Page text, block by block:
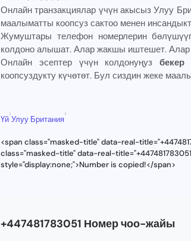
Онлайн транзакциялар үчүн акысыз Улуу
маалыматты коопсуз сактоо менен
Жумуштары телефон номерлерин
колдоно алышат. Алар жакшы иштешет. Алар
Онлайн эсептер үчүн колдонуңузбекер
коопсуздукту күчөтөт. Бул сиздин жеке
Үй
›
Улуу Британия
›
<span class="masked-title" data-real-
class="masked-title" data-real-
style="display:none;">Number is copied!</span>
+447481783051 Номер чоо-жайы